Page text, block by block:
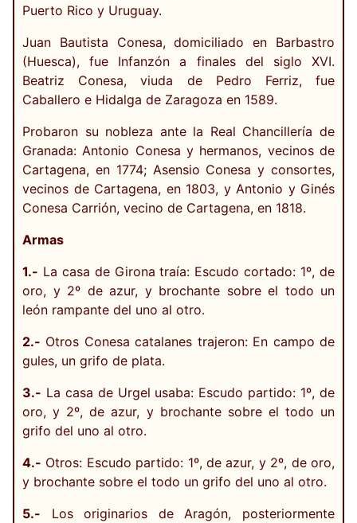
Puerto Rico y Uruguay.
Juan Bautista Conesa, domiciliado en Barbastro
(Huesca), fue Infanzón a finales del siglo XVI.
Beatriz Conesa, viuda de Pedro Ferriz, fue
Caballero e Hidalga de Zaragoza en 1589.
Probaron su nobleza ante la Real Chancillería de
Granada: Antonio Conesa y hermanos, vecinos de
Cartagena, en 1774; Asensio Conesa y consortes,
vecinos de Cartagena, en 1803, y Antonio y Ginés
Conesa Carrión, vecino de Cartagena, en 1818.
Armas
1.- La casa de Girona traía: Escudo cortado: 1º, de
oro, y 2º de azur, y brochante sobre el todo un
león rampante del uno al otro.
2.- Otros Conesa catalanes trajeron: En campo de
gules, un grifo de plata.
3.- La casa de Urgel usaba: Escudo partido: 1º, de
oro, y 2º, de azur, y brochante sobre el todo un
grifo del uno al otro.
4.- Otros: Escudo partido: 1º, de azur, y 2º, de oro,
y brochante sobre el todo un grifo del uno al otro.
5.- Los originarios de Aragón, posteriormente